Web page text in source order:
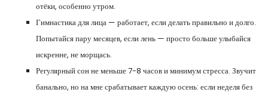
отёки, особенно утром.
Гимнастика для лица — работает, если делать правильно и долго.
Попытайся пару месяцев, если лень — просто больше улыбайся
искренне, не морщась.
Регулярный сон не меньше 7-8 часов и минимум стресса. Звучит
банально, но на мне срабатывает каждую осень: если неделя без